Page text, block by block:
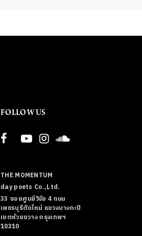
FOLLOW US
THE MOMENTUM
day poets Co.,Ltd.
33 ซอยศูนย์วิจัย 4 ถนน
เพชรบุรีตัดใหม่ แขวงบางกะปิ
เขตห้วยขวาง กรุงเทพฯ
10310